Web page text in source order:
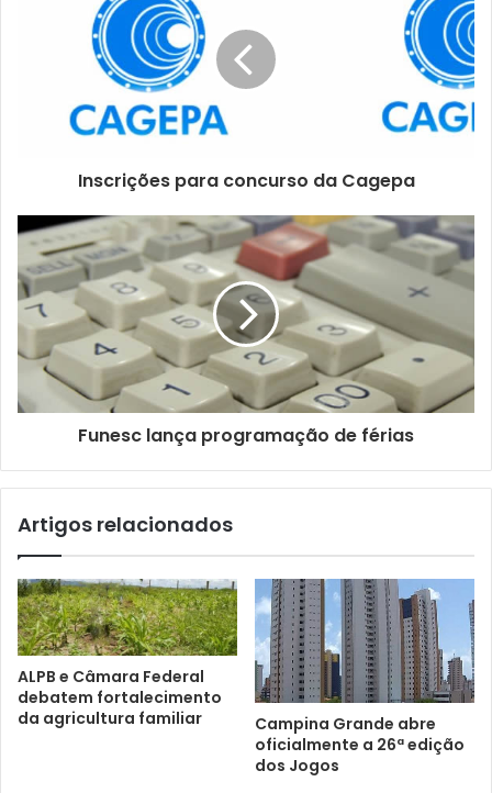
e
m
a
l
Inscrições para concurso da Cagepa
Funesc lança programação de férias
Artigos relacionados
ALPB e Câmara Federal
debatem fortalecimento
da agricultura familiar
Campina Grande abre
oficialmente a 26ª edição
dos Jogos